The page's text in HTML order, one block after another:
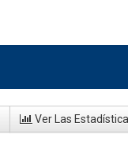
Ver Las